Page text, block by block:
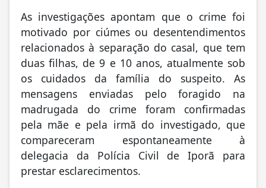
As investigações apontam que o crime foi
motivado por ciúmes ou desentendimentos
relacionados à separação do casal, que tem
duas filhas, de 9 e 10 anos, atualmente sob
os cuidados da família do suspeito. As
mensagens enviadas pelo foragido na
madrugada do crime foram confirmadas
pela mãe e pela irmã do investigado, que
compareceram espontaneamente à
delegacia da Polícia Civil de Iporã para
prestar esclarecimentos.